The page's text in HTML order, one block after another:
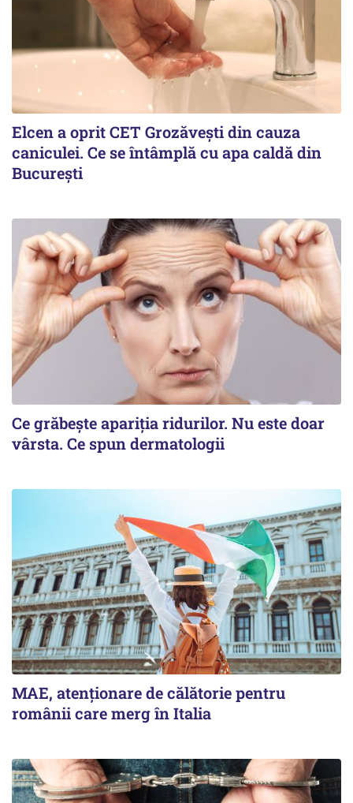
Elcen a oprit CET Grozăvești din cauza
caniculei. Ce se întâmplă cu apa caldă din
București
Ce grăbește apariția ridurilor. Nu este doar
vârsta. Ce spun dermatologii
MAE, atenționare de călătorie pentru
românii care merg în Italia